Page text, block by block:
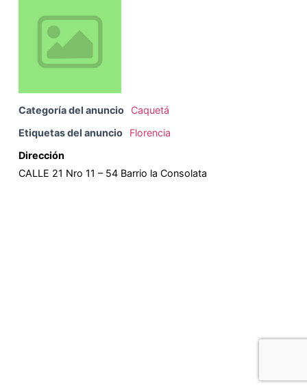
Categoría del anuncio
Caquetá
Etiquetas del anuncio
Florencia
Dirección
CALLE 21 Nro 11 – 54 Barrio la Consolata